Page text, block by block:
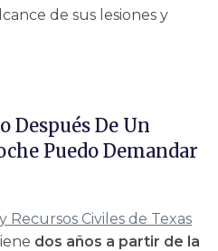
de sus lesiones y
Después De Un
Puedo Demandar
Recursos Civiles de Texas
dos años a partir de la